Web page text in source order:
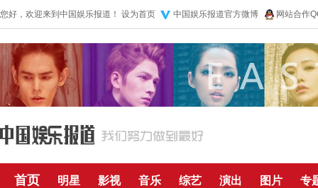
您好，欢迎来到中国娱乐报道！ 设为首页 中国娱乐报道官方微博 网站合作
首页 明星 影视 音乐 综艺 演出 图片 专